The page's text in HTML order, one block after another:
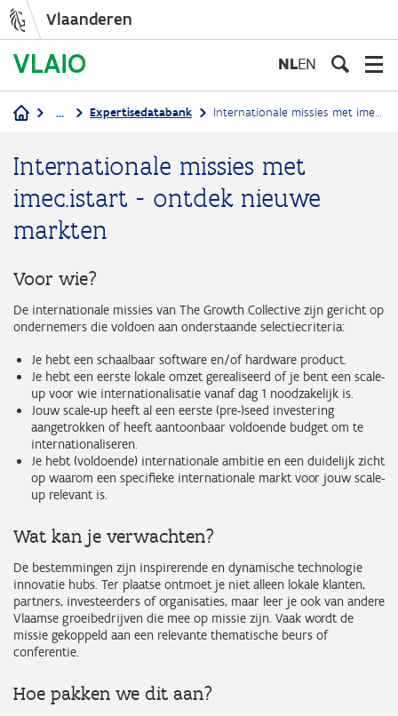
Vlaanderen
NLEN
... Expertisedatabank Internationale missies met imec.istart - ontdek nieuwe markten
Internationale missies met
imec.istart - ontdek nieuwe
markten
Voor wie?
De internationale missies van The Growth Collective zijn gericht op
ondernemers die voldoen aan onderstaande selectiecriteria:
Je hebt een schaalbaar software en/of hardware product.
Je hebt een eerste lokale omzet gerealiseerd of je bent een scale-
up voor wie internationalisatie vanaf dag 1 noodzakelijk is.
Jouw scale-up heeft al een eerste (pre-)seed investering
aangetrokken of heeft aantoonbaar voldoende budget om te
internationaliseren.
Je hebt (voldoende) internationale ambitie en een duidelijk zicht
op waarom een specifieke internationale markt voor jouw scale-
up relevant is.
Wat kan je verwachten?
De bestemmingen zijn inspirerende en dynamische technologie
innovatie hubs. Ter plaatse ontmoet je niet alleen lokale klanten,
partners, investeerders of organisaties, maar leer je ook van andere
Vlaamse groeibedrijven die mee op missie zijn. Vaak wordt de
missie gekoppeld aan een relevante thematische beurs of
conferentie.
Hoe pakken we dit aan?